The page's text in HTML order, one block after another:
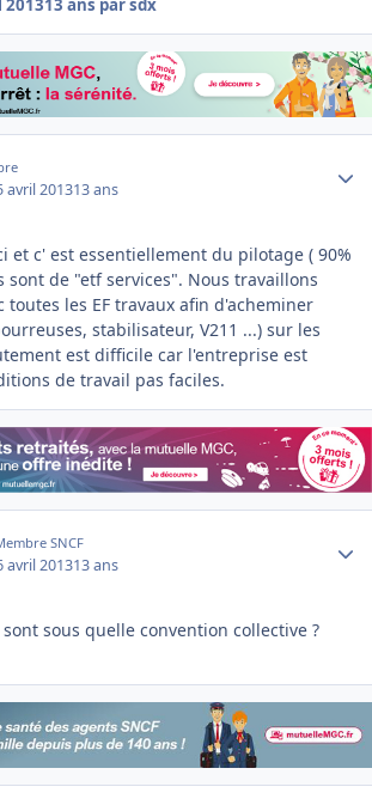
avril 201313 ans
et c' est essentiellement du pilotage ( 90%
sont de "etf services". Nous travaillons
toutes les EF travaux afin d'acheminer
stabilisateur, V211 ...) sur les
est difficile car l'entreprise est
de travail pas faciles.
SNCF
avril 201313 ans
sous quelle convention collective ?